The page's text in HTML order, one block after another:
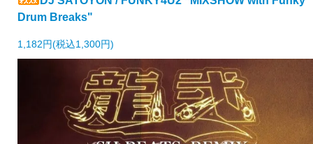
Drum Breaks"
1,182円(税込1,300円)